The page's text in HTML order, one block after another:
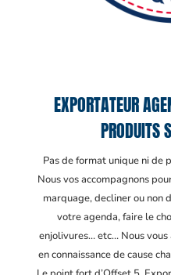
EXPORTATEUR
PRODUITS
Pas de format unique ni de
Nous vos accompagnons
marquage, decliner ou non
votre agenda, faire le
enjolivures… etc… Nous vous
en connaissance de cause